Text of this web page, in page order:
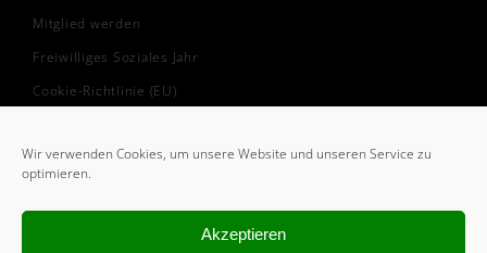
Wir verwenden Cookies, um unsere Website und unseren Service zu
optimieren.
Akzeptieren
Mitglied werden
Freiwilliges Soziales Jahr
Cookie-Richtlinie (EU)
VEREIN
Ansprechpartner